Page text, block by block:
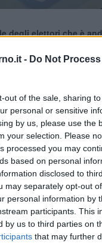
- Do Not
out of the sale, sharing
personal or sensitive
by us, please use the
your selection. Please
processed you may
based on personal
disclosed to
may separately opt-out
personal information by
participants. This
by us to third parties on
that may further
degli elettori che è
— Chiusa la prima
e il nuovo
Isola.
domenica 24 Maggio,
al voto.
aveva visto
diritto.Quindi al